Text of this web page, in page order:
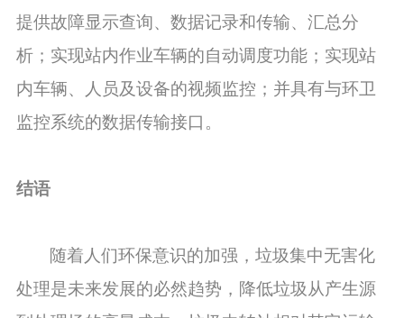
提供故障显示查询、数据记录和传输、汇总分
析；实现站内作业车辆的自动调度功能；实现站
内车辆、人员及设备的视频监控；并具有与环卫
监控系统的数据传输接口。
结语
随着人们环保意识的加强，垃圾集中无害化
处理是未来发展的必然趋势，降低垃圾从产生源